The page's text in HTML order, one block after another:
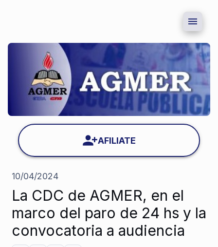
AFILIATE
10/04/2024
La CDC de AGMER, en el
marco del paro de 24 hs y la
convocatoria a audiencia